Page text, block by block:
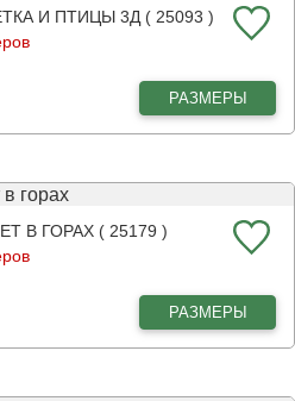
И ПТИЦЫ 3Д ( 25093 )
РАЗМЕРЫ
В ГОРАХ ( 25179 )
РАЗМЕРЫ